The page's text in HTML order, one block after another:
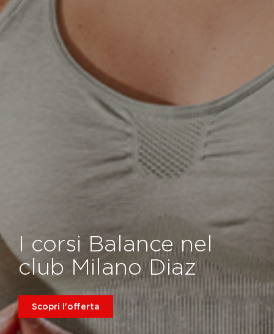
I corsi Balance nel
club Milano Diaz
Scopri l'offerta